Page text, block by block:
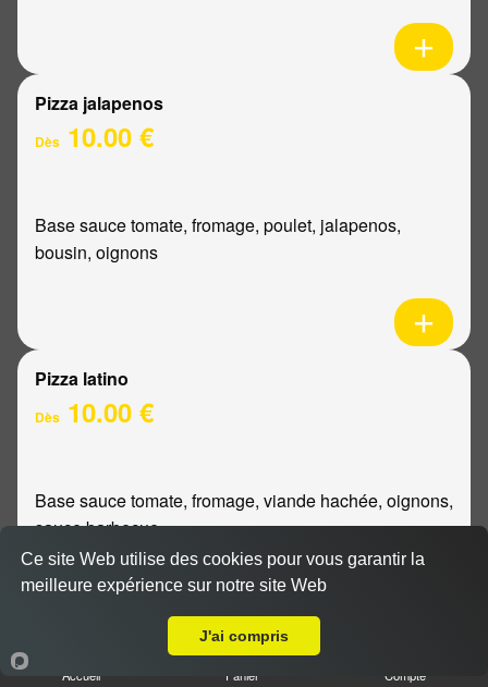
Pizza jalapenos
Dès 10.00 €
Base sauce tomate, fromage, poulet, jalapenos,
bousin, oignons
Pizza latino
Dès 10.00 €
Base sauce tomate, fromage, viande hachée, oignons,
sauce barbecue
Accueil Panier Compte
Ce site Web utilise des cookies pour vous garantir la
meilleure expérience sur notre site Web
J'ai compris